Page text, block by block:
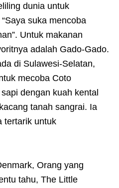
dunia untuk
suka mencoba
Untuk makanan
adalah Gado-Gado.
di Sulawesi-Selatan,
mecoba Coto
dengan kuah kental
tanah sangrai. Ia
tertarik untuk
Orang yang
tahu, The Little